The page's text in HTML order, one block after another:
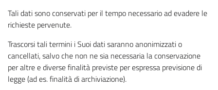
Tali dati sono conservati per il tempo necessario ad evadere le
richieste pervenute.
Trascorsi tali termini i Suoi dati saranno anonimizzati o
cancellati, salvo che non ne sia necessaria la conservazione
per altre e diverse finalità previste per espressa previsione di
legge (ad es. finalità di archiviazione).